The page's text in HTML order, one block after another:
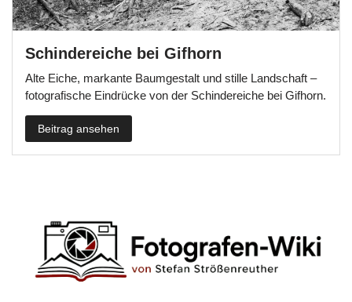
Schindereiche bei Gifhorn
Alte Eiche, markante Baumgestalt und stille Landschaft –
fotografische Eindrücke von der Schindereiche bei Gifhorn.
Beitrag ansehen